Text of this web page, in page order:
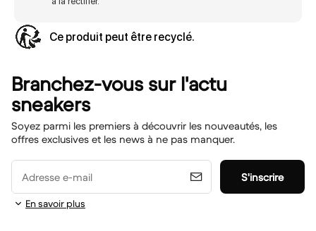
Ce produit peut être recyclé.
Branchez-vous sur l'actu
sneakers
Soyez parmi les premiers à découvrir les nouveautés, les
offres exclusives et les news à ne pas manquer.
Adresse e-mail S'inscrire
En savoir plus